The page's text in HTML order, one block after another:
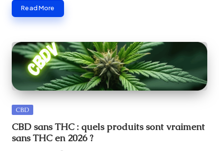
Read More
Posted
CBD
CBD sans THC : quels produits sont vraiment
sans THC en 2026 ?